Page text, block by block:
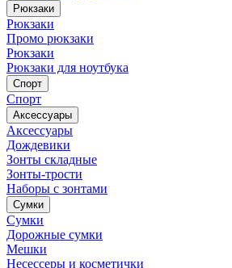
Рюкзаки
Рюкзаки
Промо рюкзаки
Рюкзаки
Рюкзаки для ноутбука
Спорт
Спорт
Аксессуары
Аксессуары
Дождевики
Зонты складные
Зонты-трости
Наборы с зонтами
Сумки
Сумки
Дорожные сумки
Мешки
Несессеры и косметички